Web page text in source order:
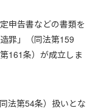
申告書などの書類を
罪」（同法第159
161条）が成立しま
法第54条）扱いとな